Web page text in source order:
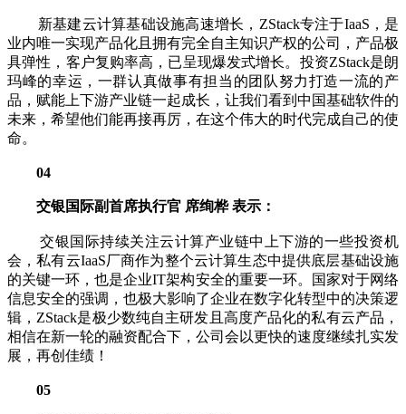
新基建云计算基础设施高速增长，ZStack专注于IaaS，是
业内唯一实现产品化且拥有完全自主知识产权的公司，产品极
具弹性，客户复购率高，已呈现爆发式增长。投资ZStack是朗
玛峰的幸运，一群认真做事有担当的团队努力打造一流的产
品，赋能上下游产业链一起成长，让我们看到中国基础软件的
未来，希望他们能再接再厉，在这个伟大的时代完成自己的使
命。
04
交银国际副首席执行官 席绚桦 表示：
交银国际持续关注云计算产业链中上下游的一些投资机
会，私有云IaaS厂商作为整个云计算生态中提供底层基础设施
的关键一环，也是企业IT架构安全的重要一环。国家对于网络
信息安全的强调，也极大影响了企业在数字化转型中的决策逻
辑，ZStack是极少数纯自主研发且高度产品化的私有云产品，
相信在新一轮的融资配合下，公司会以更快的速度继续扎实发
展，再创佳绩！
05